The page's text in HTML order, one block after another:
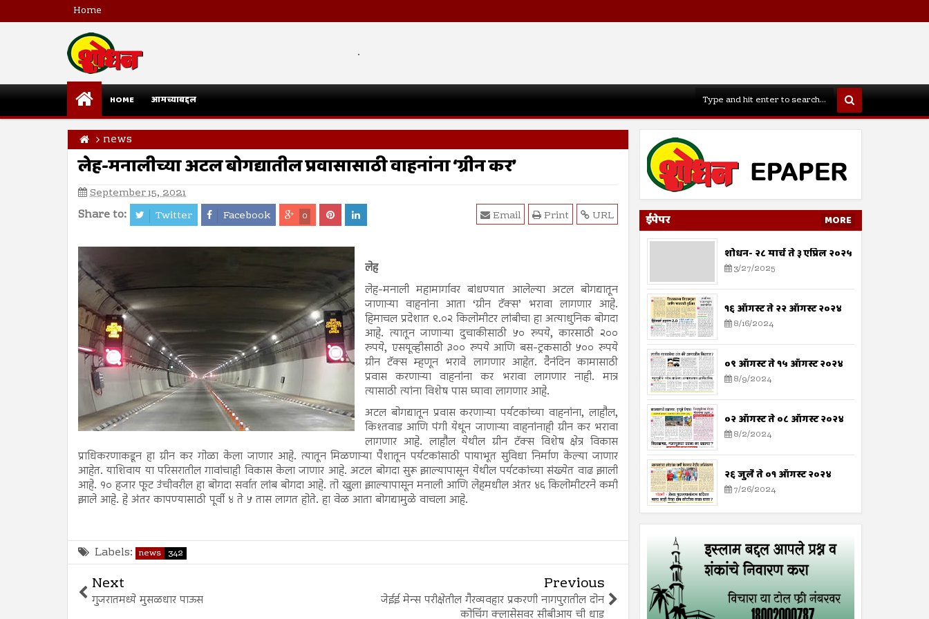
Home
.
HOME आमच्याबद्दल
news
लेह-मनालीच्या अटल बोगद्यातील प्रवासासाठी वाहनांना ‘ग्रीन कर’
September 15, 2021
Share to: Twitter Facebook 0 URL
Print
Email
लेह
लेह-मनाली महामार्गावर बांधण्यात आलेल्या अटल बोगद्यातून
जाणाऱ्या वाहनांना आता ‘ग्रीन टॅक्स’ भरावा लागणार आहे.
हिमाचल प्रदेशात ९.०२ किलोमीटर लांबीचा हा अत्याधुनिक बोगदा
आहे. त्यातून जाणाऱ्या दुचाकीसाठी ५० रुपये, कारसाठी २००
रुपये, एसयूव्हीसाठी ३०० रुपये आणि बस-ट्रकसाठी ५०० रुपये
ग्रीन टॅक्स म्हणून भरावे लागणार आहेत. दैनंदिन कामासाठी
प्रवास करणाऱ्या वाहनांना कर भरावा लागणार नाही. मात्र
त्यासाठी त्यांना विशेष पास घ्यावा लागणार आहे.
अटल बोगद्यातून प्रवास करणाऱ्या पर्यटकांच्या वाहनांना, लाहौल,
किश्तवाड आणि पंगी येथून जाणाऱ्या वाहनांनाही ग्रीन कर भरावा
लागणार आहे. लाहौल येथील ग्रीन टॅक्स विशेष क्षेत्र विकास
प्राधिकरणाकडून हा ग्रीन कर गोळा केला जाणार आहे. त्यातून मिळणाऱ्या पैशातून पर्यटकांसाठी पायाभूत सुविधा निर्माण केल्या जाणार
आहेत. याशिवाय या परिसरातील गावांचाही विकास केला जाणार आहे. अटल बोगदा सुरू झाल्यापासून येथील पर्यटकांच्या संख्येत वाढ झाली
आहे. १० हजार फूट उंचीवरील हा बोगदा सर्वात लांब बोगदा आहे. तो खुला झाल्यापासून मनाली आणि लेहमधील अंतर ४६ किलोमीटरने कमी
झाले आहे. हे अंतर कापण्यासाठी पूर्वी ४ ते ५ तास लागत होते. हा वेळ आता बोगद्यामुळे वाचला आहे.
Labels: news 342
Next
गुजरातमध्ये मुसळधार पाऊस
Previous
जेईई मेन्स परीक्षेतील गैरव्यवहार प्रकरणी नागपुरातील दोन
कोचिंग क्लासेसवर सीबीआय ची धाड
ईपेपर MORE
शोधन- २८ मार्च ते ३ एप्रिल २०२५
3/27/2025
१६ ऑगस्ट ते २२ ऑगस्ट २०२४
8/16/2024
०९ ऑगस्ट ते १५ ऑगस्ट २०२४
8/9/2024
०२ ऑगस्ट ते ०८ ऑगस्ट २०२४
8/2/2024
२६ जुलै ते ०१ ऑगस्ट २०२४
7/26/2024